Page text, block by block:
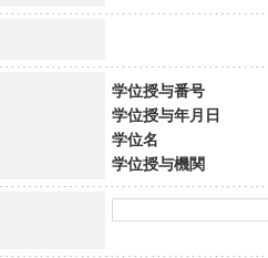
学位授与番号
学位授与年月日
学位名
学位授与機関